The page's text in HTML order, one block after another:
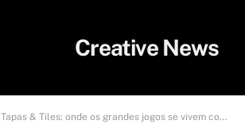
Tapas & Tiles: onde os grandes jogos se vivem com mais sabor